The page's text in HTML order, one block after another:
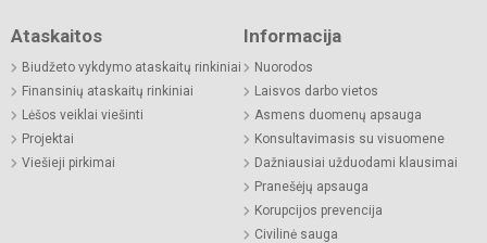
Ataskaitos
Biudžeto vykdymo ataskaitų rinkiniai
Finansinių ataskaitų rinkiniai
Lėšos veiklai viešinti
Projektai
Viešieji pirkimai
Informacija
Nuorodos
Laisvos darbo vietos
Asmens duomenų apsauga
Konsultavimasis su visuomene
Dažniausiai užduodami klausimai
Pranešėjų apsauga
Korupcijos prevencija
Civilinė sauga